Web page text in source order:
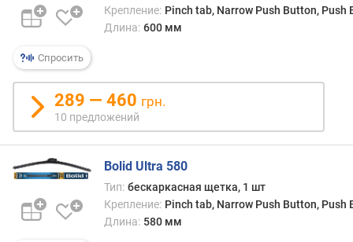
м
о
о
т
з
ы
в
а
м
п
Спросить
Крепление: Pinch tab, Narrow Push Button,
Длина: 600 мм
289 — 460 грн.
10 предложений
Bolid Ultra 580
Тип: бескаркасная щетка, 1 шт
Крепление: Pinch tab, Narrow Push Button,
Длина: 580 мм